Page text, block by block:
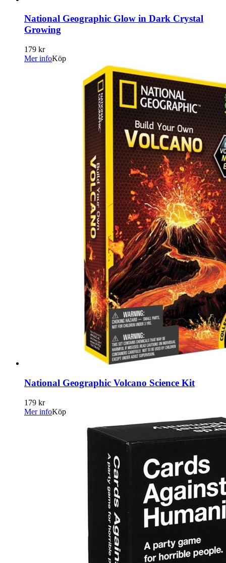
National Geographic Glow in Dark Crystal
Growing
179 kr
Mer infoKöp
National Geographic Volcano Science Kit
179 kr
Mer infoKöp